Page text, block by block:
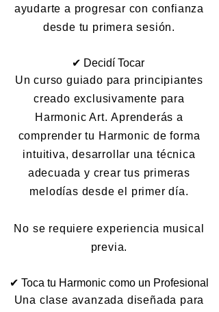
ayudarte a progresar con confianza
desde tu primera sesión.
✔ Decidí Tocar
Un curso guiado para principiantes
creado exclusivamente para
Harmonic Art.Aprenderás a
comprender tu Harmonic de forma
intuitiva, desarrollar una técnica
adecuada y crear tus primeras
melodías desde el primer día.
No se requiere experiencia musical
previa.
✔ Toca tu Harmonic como un Profesional
Una clase avanzada diseñada para